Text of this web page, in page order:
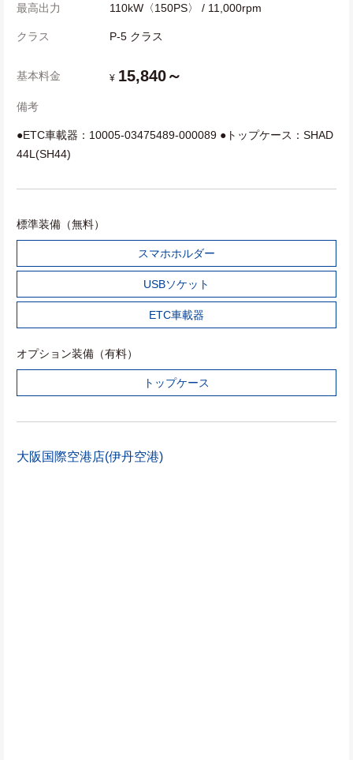
最高出力 110kW〈150PS〉 / 11,000rpm
クラス P-5 クラス
基本料金 ¥ 15,840～
備考
●ETC車載器：10005-03475489-000089 ●トップケース：SHAD
44L(SH44)
標準装備（無料）
スマホホルダー
USBソケット
ETC車載器
オプション装備（有料）
トップケース
大阪国際空港店(伊丹空港)